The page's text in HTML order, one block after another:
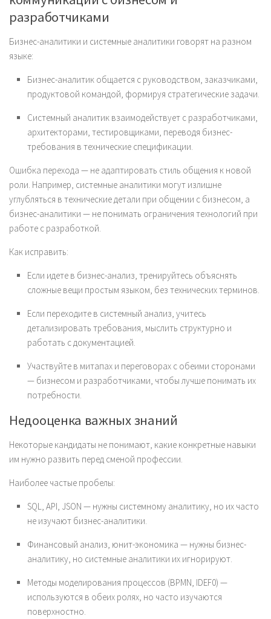
разработчиками
Бизнес-аналитики и системные аналитики говорят на разном
языке:
Бизнес-аналитик общается с руководством, заказчиками,
продуктовой командой, формируя стратегические задачи.
Системный аналитик взаимодействует с разработчиками,
архитекторами, тестировщиками, переводя бизнес-
требования в технические спецификации.
Ошибка перехода — не адаптировать стиль общения к новой
роли. Например, системные аналитики могут излишне
углубляться в технические детали при общении с бизнесом, а
бизнес-аналитики — не понимать ограничения технологий при
работе с разработкой.
Как исправить:
Если идете в бизнес-анализ, тренируйтесь объяснять
сложные вещи простым языком, без технических терминов.
Если переходите в системный анализ, учитесь
детализировать требования, мыслить структурно и
работать с документацией.
Участвуйте в митапах и переговорах с обеими сторонами
— бизнесом и разработчиками, чтобы лучше понимать их
потребности.
Недооценка важных знаний
Некоторые кандидаты не понимают, какие конкретные навыки
им нужно развить перед сменой профессии.
Наиболее частые пробелы:
SQL, API, JSON — нужны системному аналитику, но их часто
не изучают бизнес-аналитики.
Финансовый анализ, юнит-экономика — нужны бизнес-
аналитику, но системные аналитики их игнорируют.
Методы моделирования процессов (BPMN, IDEF0) —
используются в обеих ролях, но часто изучаются
поверхностно.